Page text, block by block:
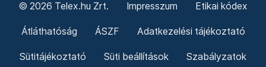
© 2026 Telex.hu Zrt. Impresszum Etikai kódex
Átláthatóság ÁSZF Adatkezelési tájékoztató
Sütitájékoztató Süti beállítások Szabályzatok